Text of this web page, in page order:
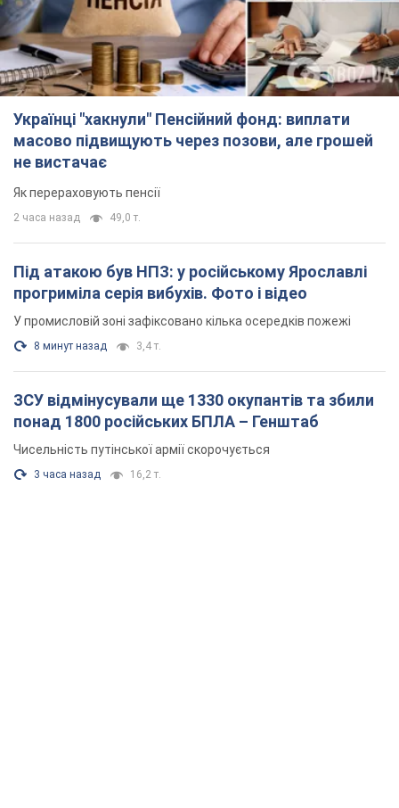
Українці "хакнули" Пенсійний фонд: виплати
масово підвищують через позови, але грошей
не вистачає
Як перераховують пенсії
2 часа назад 49,0 т.
Під атакою був НПЗ: у російському Ярославлі
прогриміла серія вибухів. Фото і відео
У промисловій зоні зафіксовано кілька осередків пожежі
8 минут назад 3,4 т.
ЗСУ відмінусували ще 1330 окупантів та збили
понад 1800 російських БПЛА – Генштаб
Чисельність путінської армії скорочується
3 часа назад 16,2 т.